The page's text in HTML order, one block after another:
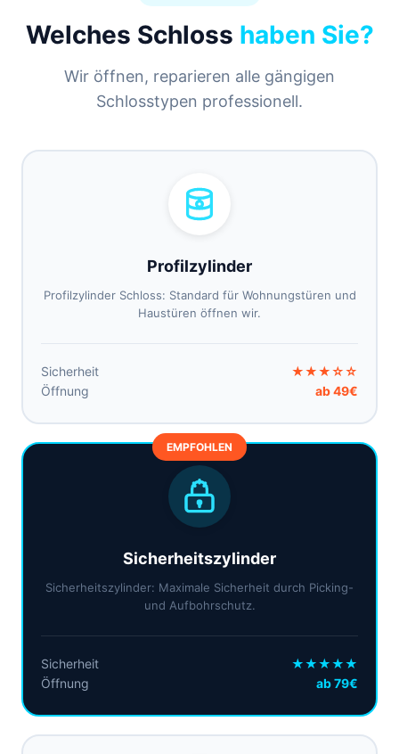
Welches Schloss haben Sie?
Wir öffnen, reparieren alle gängigen
Schlosstypen professionell.
Profilzylinder
Profilzylinder Schloss: Standard für Wohnungstüren und
Haustüren öffnen wir.
Sicherheit
★★★☆☆
Öffnung
ab 49€
EMPFOHLEN
Sicherheitszylinder
Sicherheitszylinder: Maximale Sicherheit durch Picking-
und Aufbohrschutz.
Sicherheit
★★★★★
Öffnung
ab 79€